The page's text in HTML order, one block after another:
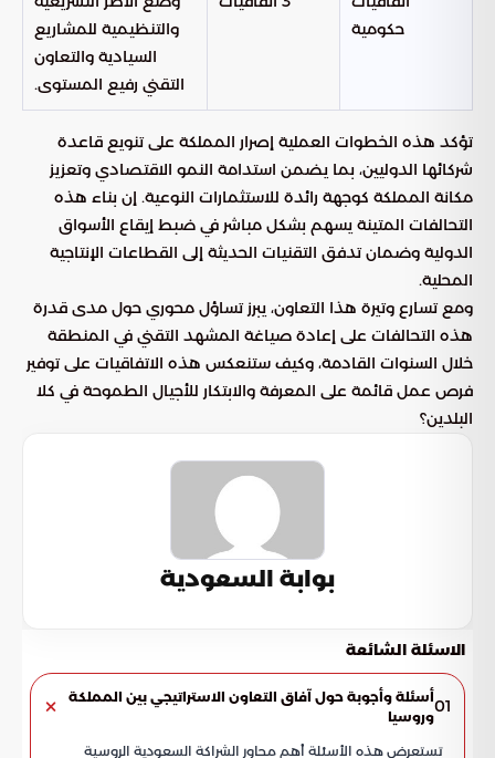
حكومية
والتنظيمية للمشاريع
السيادية والتعاون
التقني رفيع المستوى.
تؤكد هذه الخطوات العملية إصرار المملكة على تنويع قاعدة
شركائها الدوليين، بما يضمن استدامة النمو الاقتصادي وتعزيز
مكانة المملكة كوجهة رائدة للاستثمارات النوعية. إن بناء هذه
التحالفات المتينة يسهم بشكل مباشر في ضبط إيقاع الأسواق
الدولية وضمان تدفق التقنيات الحديثة إلى القطاعات الإنتاجية
المحلية.
ومع تسارع وتيرة هذا التعاون، يبرز تساؤل محوري حول مدى قدرة
هذه التحالفات على إعادة صياغة المشهد التقني في المنطقة
خلال السنوات القادمة، وكيف ستنعكس هذه الاتفاقيات على توفير
فرص عمل قائمة على المعرفة والابتكار للأجيال الطموحة في كلا
البلدين؟
بوابة السعودية
الاسئلة الشائعة
01أسئلة وأجوبة حول آفاق التعاون الاستراتيجي بين المملكة
وروسيا
تستعرض هذه الأسئلة أهم محاور الشراكة السعودية الروسية